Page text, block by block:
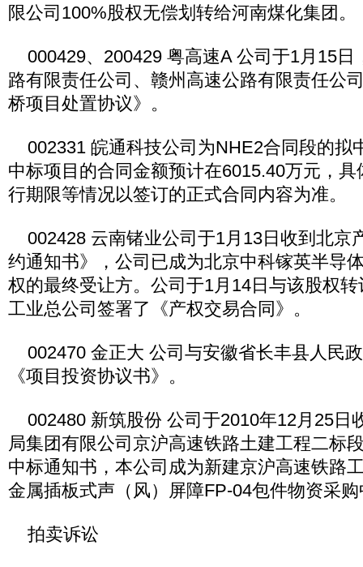
限公司100%股权无偿划转给河南煤化集团。
000429、200429 粤高速A 公司于1月15日
路有限责任公司、赣州高速公路有限责任公
桥项目处置协议》。
002331 皖通科技公司为NHE2合同段的拟
中标项目的合同金额预计在6015.40万元，
行期限等情况以签订的正式合同内容为准。
002428 云南锗业公司于1月13日收到北京
约通知书》，公司已成为北京中科镓英半导
权的最终受让方。公司于1月14日与该股权
工业总公司签署了《产权交易合同》。
002470 金正大 公司与安徽省长丰县人民
《项目投资协议书》。
002480 新筑股份 公司于2010年12月25日
局集团有限公司京沪高速铁路土建工程二标
中标通知书，本公司成为新建京沪高速铁路
金属插板式声（风）屏障FP-04包件物资采
拍卖诉讼